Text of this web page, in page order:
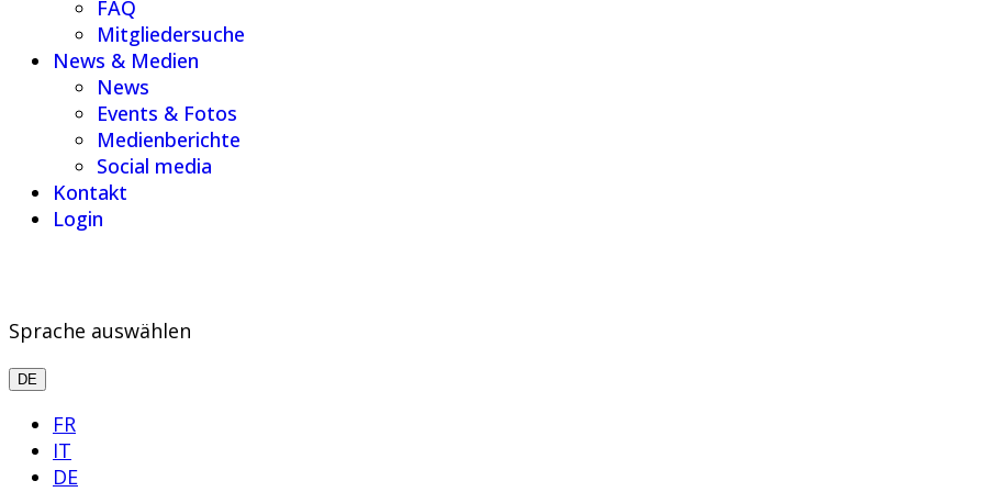
FAQ
Mitgliedersuche
News & Medien
News
Events & Fotos
Medienberichte
Social media
Kontakt
Login
Sprache auswählen
DE
FR
IT
DE